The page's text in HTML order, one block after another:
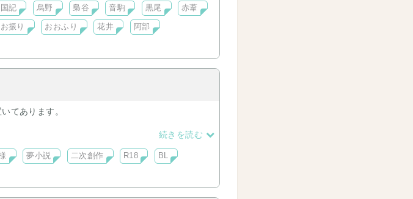
記 烏野 梟谷 音駒 黒尾 赤葦
振り おおふり 花井 阿部
てあります。
続きを読む
夢小説 二次創作 R18 BL